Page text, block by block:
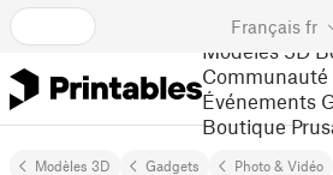
Français fr
Modèles 3D
Communauté
Événements
Boutique
Modèles 3D Gadgets Photo & Vidéo